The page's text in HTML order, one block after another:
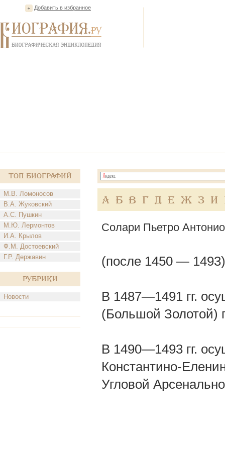
Добавить в избранное
Топ Биографий
М.В. Ломоносов
В.А. Жуковский
А.С. Пушкин
М.Ю. Лермонтов
И.А. Крылов
Ф.М. Достоевский
Г.Р. Державин
Рубрики
Новости
А Б В Г Д Е Ж З И
Солари Пьетро Антонио
(после 1450 —
В 1487—1491 гг.
(Большой Золотой)
В 1490—1493 гг.
Константино-
Угловой